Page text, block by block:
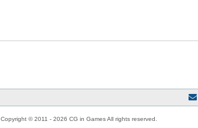
Copyright © 2011 - 2026 CG in Games All rights reserved.